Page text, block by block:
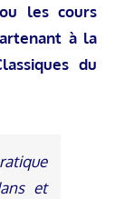
les cours
à la
du
et